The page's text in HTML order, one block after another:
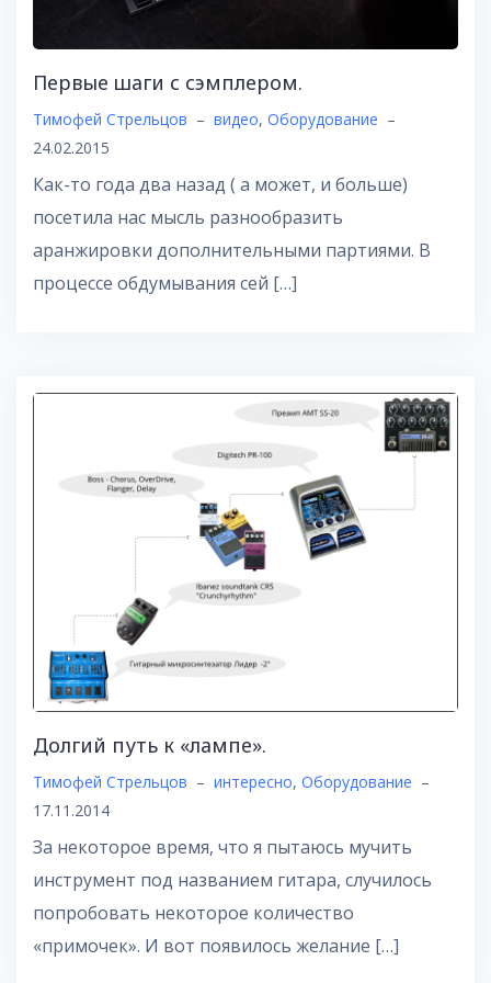
Первые шаги с сэмплером.
Тимофей Стрельцов – видео, Оборудование –
24.02.2015
Как-то года два назад ( а может, и больше)
посетила нас мысль разнообразить
аранжировки дополнительными партиями. В
процессе обдумывания сей […]
Долгий путь к «лампе».
Тимофей Стрельцов – интересно, Оборудование –
17.11.2014
За некоторое время, что я пытаюсь мучить
инструмент под названием гитара, случилось
попробовать некоторое количество
«примочек». И вот появилось желание […]